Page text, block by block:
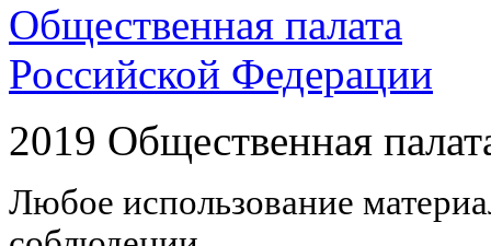
Общественная палата
Российской Федерации
2019 Общественная
Любое использование